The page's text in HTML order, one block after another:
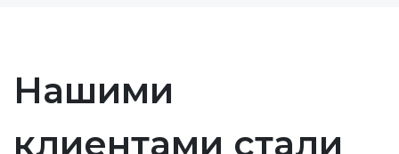
Нашими
клиентами стали